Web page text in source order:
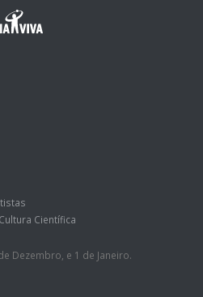
Científica
Dezembro, e 1 de Janeiro.